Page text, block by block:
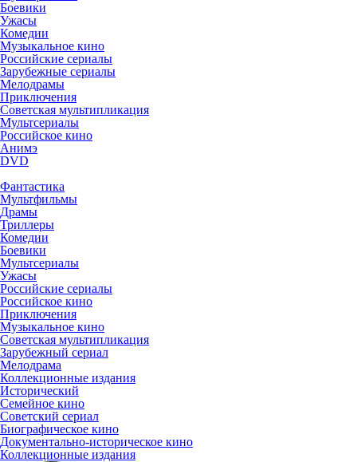
Боевики
Ужасы
Комедии
Музыкальное кино
Российские сериалы
Зарубежные сериалы
Мелодрамы
Приключения
Советская мультипликация
Мультсериалы
Российское кино
Анимэ
DVD
Фантастика
Мультфильмы
Драмы
Триллеры
Комедии
Боевики
Мультсериалы
Ужасы
Российские сериалы
Российское кино
Приключения
Музыкальное кино
Советская мультипликация
Зарубежный сериал
Мелодрама
Коллекционные издания
Исторический
Семейное кино
Советский сериал
Биографическое кино
Документально-историческое кино
Коллекционные издания